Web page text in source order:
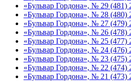
«Бульвар Гордона», № 29 (481)
«Бульвар Гордона», № 28 (480)
«Бульвар Гордона», № 27 (479)
«Бульвар Гордона», № 26 (478)
«Бульвар Гордона», № 25 (477)
«Бульвар Гордона», № 24 (476)
«Бульвар Гордона», № 23 (475)
«Бульвар Гордона», № 22 (474)
«Бульвар Гордона», № 21 (473)